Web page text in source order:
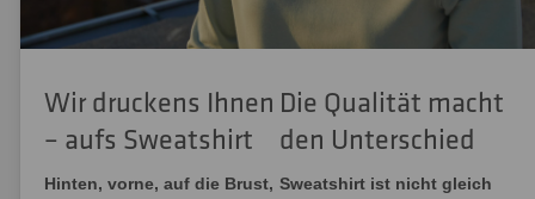
Wir druckens Ihnen
– aufs Sweatshirt
Hinten, vorne, auf die Brust,
Die Qualität macht
den Unterschied
Sweatshirt ist nicht gleich